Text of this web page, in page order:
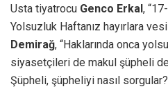
Usta tiyatrocu Genco Erkal,
Yolsuzluk Haftanız hayırlara
Demirağ, “Haklarında onca
siyasetçileri de makul şüpheli
Şüpheli, şüpheliyi nasıl